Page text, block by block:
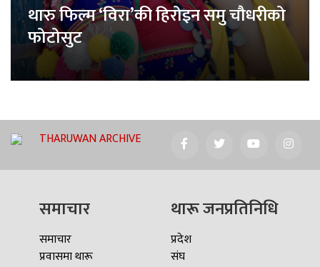
थारु फिल्म ‘विरा’की हिरोइन समु चौधरीको
फोटोसुट
THARUWAN ARCHIVE
समाचार
समाचार
प्रवासमा थारू
थारू जनप्रतिनिधि
प्रदेश
संघ